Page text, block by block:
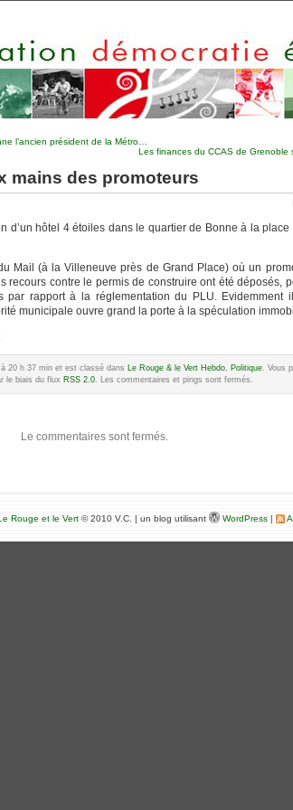
l’ancien président de la Métro…
Les finances du CCAS de Grenoble
mains des promoteurs
d’un hôtel 4 étoiles dans le quartier de Bonne à la place
Mail (à la Villeneuve près de Grand Place) où un
recours contre le permis de construire ont été déposés,
par rapport à la réglementation du PLU. Evidemment
municipale ouvre grand la porte à la spéculation
20 h 37 min et est classé dans Le Rouge & le Vert Hebdo, Politique. Vous
le biais du flux RSS 2.0. Les commentaires et pings sont fermés.
Le commentaires sont fermés.
Rouge et le Vert © 2010 V.C. | un blog utilisant WordPress |